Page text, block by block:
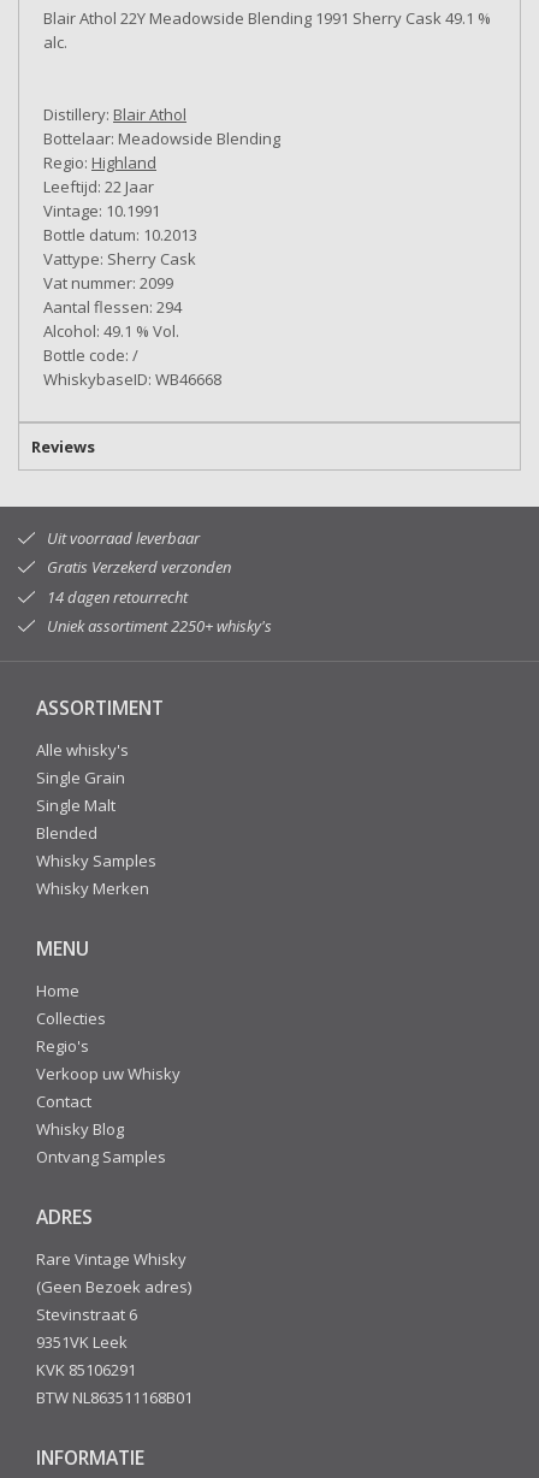
Blair Athol 22Y Meadowside Blending 1991 Sherry Cask 49.1 %
alc.
Distillery: Blair Athol
Bottelaar: Meadowside Blending
Regio: Highland
Leeftijd: 22 Jaar
Vintage: 10.1991
Bottle datum: 10.2013
Vattype: Sherry Cask
Vat nummer: 2099
Aantal flessen: 294
Alcohol: 49.1 % Vol.
Bottle code: /
WhiskybaseID: WB46668
Reviews
Uit voorraad leverbaar
Gratis Verzekerd verzonden
14 dagen retourrecht
Uniek assortiment 2250+ whisky's
ASSORTIMENT
Alle whisky's
Single Grain
Single Malt
Blended
Whisky Samples
Whisky Merken
MENU
Home
Collecties
Regio's
Verkoop uw Whisky
Contact
Whisky Blog
Ontvang Samples
ADRES
Rare Vintage Whisky
(Geen Bezoek adres)
Stevinstraat 6
9351VK Leek
KVK 85106291
BTW NL863511168B01
INFORMATIE